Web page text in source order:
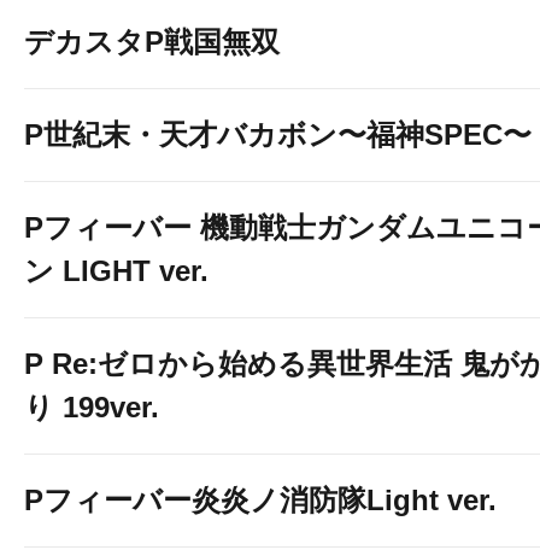
デカスタP戦国無双
P世紀末・天才バカボン〜福神SPEC〜
Pフィーバー 機動戦士ガンダムユニコ
ン LIGHT ver.
P Re:ゼロから始める異世界生活 鬼が
り 199ver.
Pフィーバー炎炎ノ消防隊Light ver.